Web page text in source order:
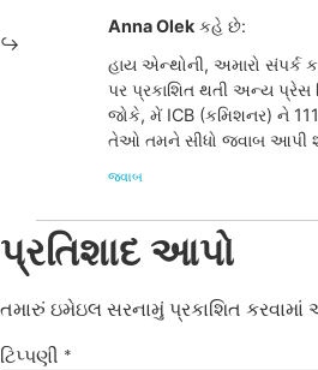
Anna Olek કહે છે:
હાય એન્થોની, અમારો
પર પ્રકાશિત થતી અન્ય
જોકે, મેં ICB (કમિશનર) ને
તેઓ તમને સીધો જવાબ આપી
જવાબ
પ્રતિશાદ આપો
તમારું ઇમેઇલ સરનામું પ્રકાશિત
ટિપ્પણી *